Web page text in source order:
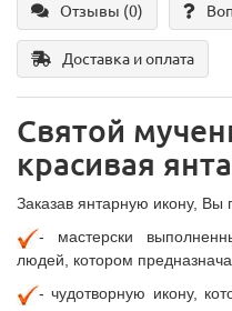
Отзывы (0)
Доставка и оплата
Святой
красивая
Заказав янтарную икону, Вы
- мастерски
людей, котором
- чудотворную икону,